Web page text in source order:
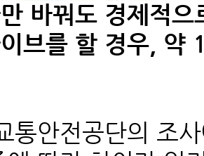
바꿔도 경제적
브를 할 경우, 약
통안전공단의 조